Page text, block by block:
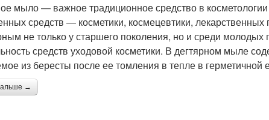
мыло — важное традиционное средство в
средств — косметики, космецевтики, лекарственных
не только у старшего поколения, но и среди молодых
средств уходовой косметики. В дегтярном мыле
из бересты после ее томления в тепле в герметичной
→